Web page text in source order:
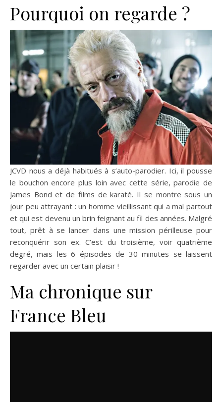
Pourquoi on regarde ?
JCVD nous a déjà habitués à s’auto-parodier. Ici, il pousse
le bouchon encore plus loin avec cette série, parodie de
James Bond et de films de karaté. Il se montre sous un
jour peu attrayant : un homme vieillissant qui a mal partout
et qui est devenu un brin feignant au fil des années. Malgré
tout, prêt à se lancer dans une mission périlleuse pour
reconquérir son ex. C’est du troisième, voir quatrième
degré, mais les 6 épisodes de 30 minutes se laissent
regarder avec un certain plaisir !
Ma chronique sur
France Bleu